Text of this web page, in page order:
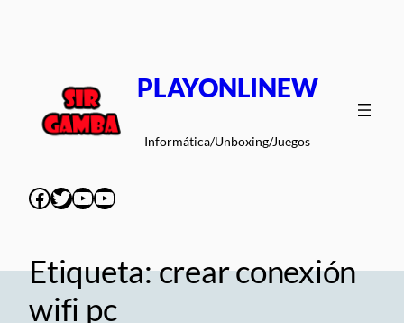
PLAYONLINEW
Informática/Unboxing/Juegos
Facebook
Twitter
YouTube
YouTube
Etiqueta:crear conexión
wifi pc